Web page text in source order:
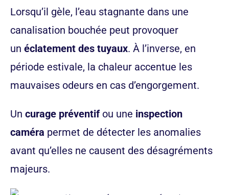
Lorsqu’il gèle, l’eau stagnante dans une
canalisation bouchée peut provoquer
un éclatement des tuyaux. À l’inverse, en
période estivale, la chaleur accentue les
mauvaises odeurs en cas d’engorgement.
Un curage préventifou une inspection
caméra permet de détecter les anomalies
avant qu’elles ne causent des désagréments
majeurs.